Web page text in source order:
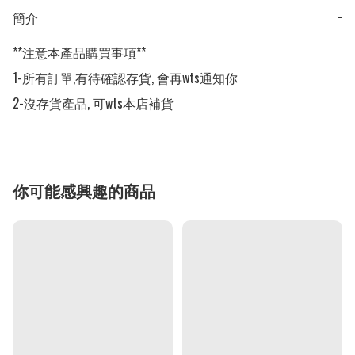
簡介
−
**注意本產品購買事項**
1-所有訂單,有待確認存貨, 會再wts通知你
2-沒存貨產品, 可wts本店補貨
你可能感興趣的商品